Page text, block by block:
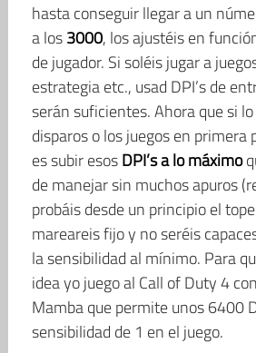
hasta conseguir llegar a un
a los3000, los ajustéis en
de jugador. Si soléis jugar a
estrategia etc., usad DPI’s de
serán suficientes. Ahora que si
disparos o los juegos en primera
es subir esosDPI’s a lo máximo
de manejar sin muchos apuros
probáis desde un principio el
mareareis fijo y no seréis
la sensibilidad al mínimo. Para
idea yo juego al Call of Duty 4
Mamba que permite unos 6400
sensibilidad de 1 en el juego.